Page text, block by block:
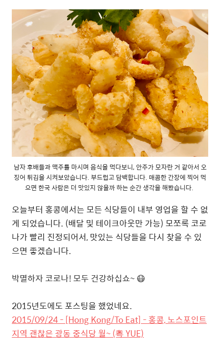
남자 후배들과 맥주를 마시며 음식을 먹다보니, 안주가 모자란 거 같아서 오
징어 튀김을 시켜보았습니다. 부드럽고 담백합니다. 매콤한 간장에 찍어 먹
으면 한국 사람은 더 맛있지 않을까 하는 순간 생각을 해봤습니다.
오늘부터 홍콩에서는 모든 식당들이 내부 영업을 할 수 없
게 되었습니다. (배달 및 테이크아웃만 가능) 모쪼록 코로
나가 빨리 진정되어서, 맛있는 식당들을 다시 찾을 수 있
으면 좋겠습니다.
박멸하자 코로나! 모두 건강하십쇼~ 😷
2015년도에도 포스팅을 했었네요.
2015/09/24 - [Hong Kong/To Eat] - 홍콩, 노스포인트
지역 괜찮은 광동 중식당 월~ (粵 YUE)